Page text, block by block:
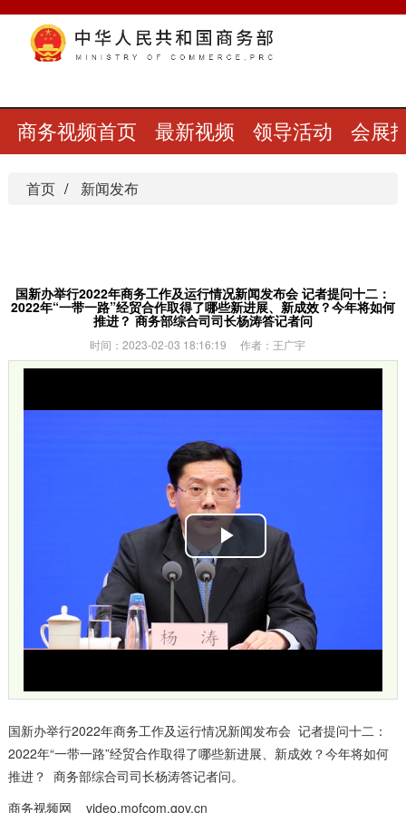
商务视频首页 最新视频 领导活动 会展
首页 新闻发布
国新办举行2022年商务工作及运行情况新闻发布会 记者提问十二：
2022年“一带一路”经贸合作取得了哪些新进展、新成效？今年将如何
推进？ 商务部综合司司长杨涛答记者问
时间：2023-02-03 18:16:19 作者：王广宇
播
放
视
国新办举行2022年商务工作及运行情况新闻发布会 记者提问十二：
2022年“一带一路”经贸合作取得了哪些新进展、新成效？今年将如何
推进？ 商务部综合司司长杨涛答记者问。
商务视频网 video.mofcom.gov.cn